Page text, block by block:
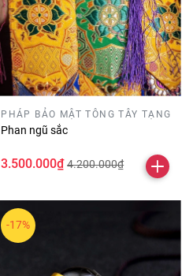
PHÁP BẢO MẬT TÔNG TÂY TẠNG
Phan ngũ sắc
3.500.000₫ 4.200.000₫
-17%